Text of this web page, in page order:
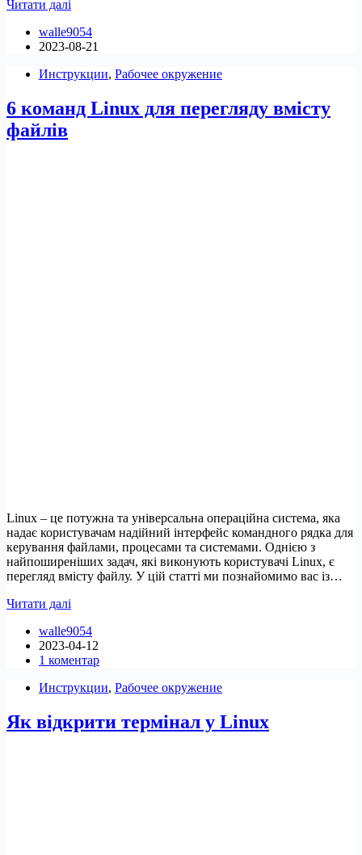
Читати далі
емуляторів
терміналу
Linux
2023
році
walle9054
2023-08-21
Инструкции, Рабочее окружение
6 команд Linux для перегляду вмісту
файлів
Linux – це потужна та універсальна операційна система, яка
надає користувачам надійний інтерфейс командного рядка для
керування файлами, процесами та системами. Однією з
найпоширеніших задач, які виконують користувачі Linux, є
перегляд вмісту файлу. У цій статті ми познайомимо вас із…
Читати далі
Linux
для
перегляду
файлів
walle9054
2023-04-12
1 коментар
Инструкции, Рабочее окружение
Як відкрити термінал у Linux